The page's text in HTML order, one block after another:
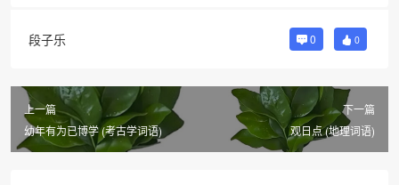
段子乐 0 0
上一篇
幼年有为已博学 (考古学词语)
下一篇
观日点 (地理词语)